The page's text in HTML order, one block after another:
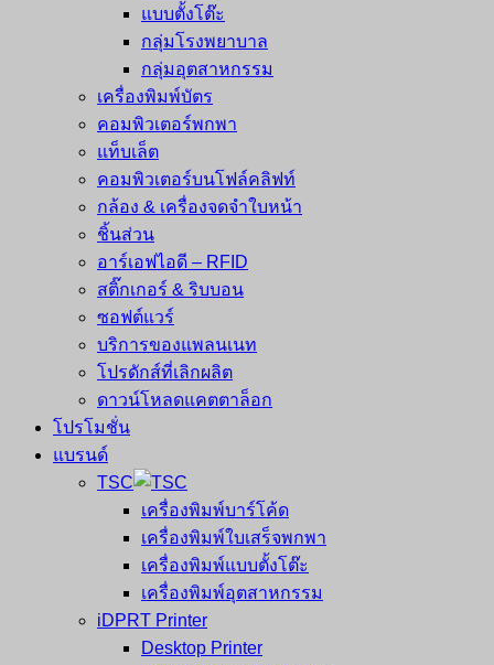
แบบตั้งโต๊ะ
กลุ่มโรงพยาบาล
กลุ่มอุตสาหกรรม
เครื่องพิมพ์บัตร
คอมพิวเตอร์พกพา
แท็บเล็ต
คอมพิวเตอร์บนโฟล์คลิฟท์
กล้อง & เครื่องจดจำใบหน้า
ชิ้นส่วน
อาร์เอฟไอดี – RFID
สติ๊กเกอร์ & ริบบอน
ซอฟต์แวร์
บริการของแพลนเนท
โปรดักส์ที่เลิกผลิต
ดาวน์โหลดแคตตาล็อก
โปรโมชั่น
แบรนด์
TSC
เครื่องพิมพ์บาร์โค้ด
เครื่องพิมพ์ใบเสร็จพกพา
เครื่องพิมพ์แบบตั้งโต๊ะ
เครื่องพิมพ์อุตสาหกรรม
iDPRT Printer
Desktop Printer